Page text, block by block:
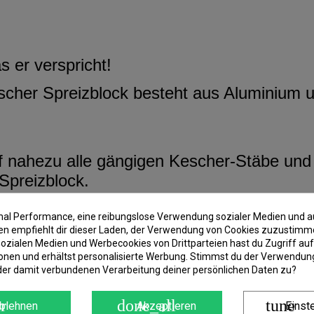
er verspricht!
Spreizblock besteht aus Aluminium
alle gängigen Kescher-Stäbe
und passt somit auch optisch zu
Performance, eine reibungslose Verwendung sozialer Medien und
empfiehlt dir dieser Laden, der Verwendung von Cookies
Medien und Werbecookies von Drittparteien hast du Zugriff
und erhältst personalisierte Werbung. Stimmst du der
damit verbundenen Verarbeitung deiner persönlichen Daten zu?
done_all
Akzeptieren tune